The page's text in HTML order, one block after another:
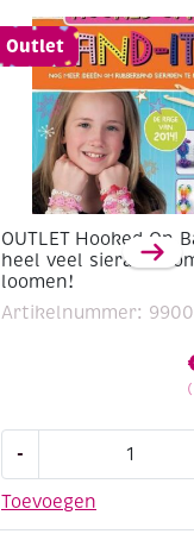
Outlet
OUTLET Hooked On
heel veel sieraden
loomen!
Artikelnummer:
Toevoegen
-
On